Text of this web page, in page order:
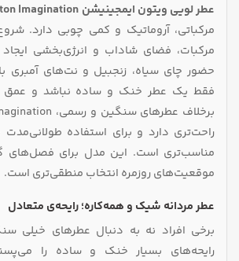
عطر لویی ویتون ایمجینیشن Louis Vuitton Imagination
مرکباتی، آروماتیک و کمی چوبی دارد.
مرکبات، فضای شاداب و انرژی‌بخشی ایجاد
حضور چای سیاه، زنجبیل و نت‌های آمبری
فقط یک عطر خنک و ساده نباشد و عمق
راحت‌تری دارد و برای استفاده
مناسب‌تری است. این مدل برای فصل‌های
موقعیت‌های روزمره انتخاب منطقی‌تری است.
عطر مردانه شیک و همه‌کاره؛ رایحه‌ی متعادل
برخی افراد نه به دنبال عطرهای خیلی
رایحه‌های بسیار خنک و ساده را